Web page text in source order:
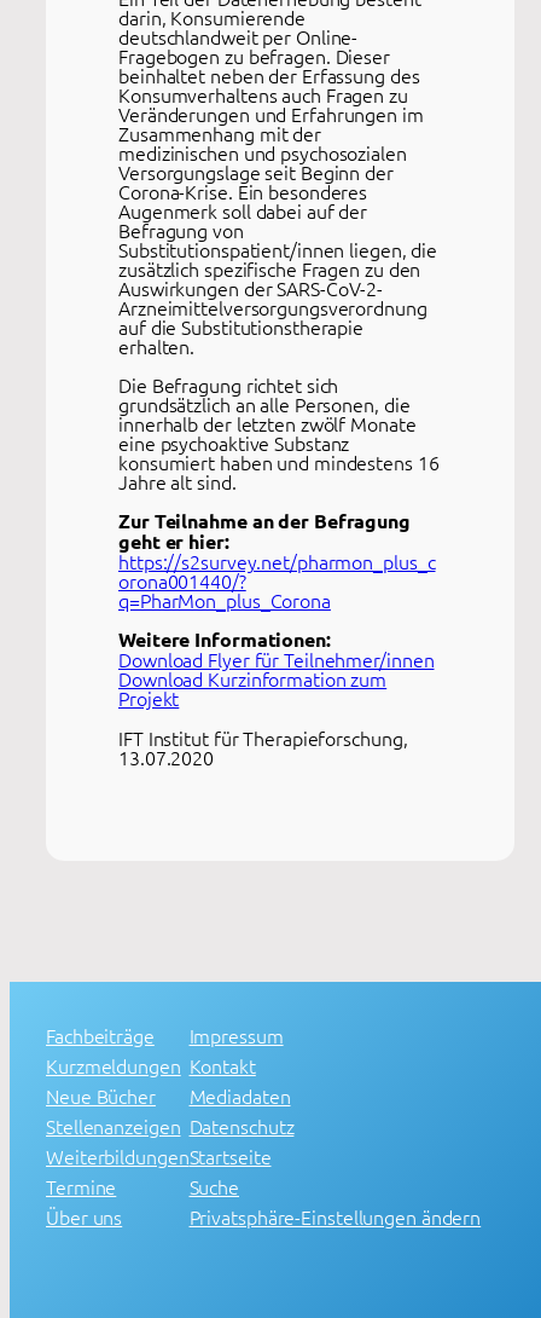
darin, Konsumierende
deutschlandweit per Online-
Fragebogen zu befragen. Dieser
beinhaltet neben der Erfassung des
Konsumverhaltens auch Fragen zu
Veränderungen und Erfahrungen im
Zusammenhang mit der
medizinischen und psychosozialen
Versorgungslage seit Beginn der
Corona-Krise. Ein besonderes
Augenmerk soll dabei auf der
Befragung von
Substitutionspatient/innen liegen, die
zusätzlich spezifische Fragen zu den
Auswirkungen der SARS-CoV-2-
Arzneimittelversorgungsverordnung
auf die Substitutionstherapie
erhalten.
Die Befragung richtet sich
grundsätzlich an alle Personen, die
innerhalb der letzten zwölf Monate
eine psychoaktive Substanz
konsumiert haben und mindestens 16
Jahre alt sind.
Zur Teilnahme an der Befragung
geht er hier:
https://s2survey.net/pharmon_plus_c
orona001440/?
q=PharMon_plus_Corona
Weitere Informationen:
Download Flyer für Teilnehmer/innen
Download Kurzinformation zum
Projekt
IFT Institut für Therapieforschung,
13.07.2020
Fachbeiträge
Kurzmeldungen
Neue Bücher
Stellenanzeigen
Weiterbildungen
Termine
Über uns
Impressum
Kontakt
Mediadaten
Datenschutz
Startseite
Suche
Privatsphäre-Einstellungen ändern